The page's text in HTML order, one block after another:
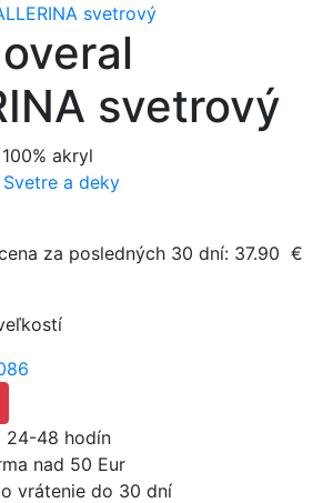
svetrový
akryl
Svetre a deky
za posledných 30 dní: 37.90 €
24-48 hodín
nad 50 Eur
vrátenie do 30 dní